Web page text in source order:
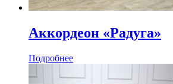
Аккордеон «Радуга»
Подробнее